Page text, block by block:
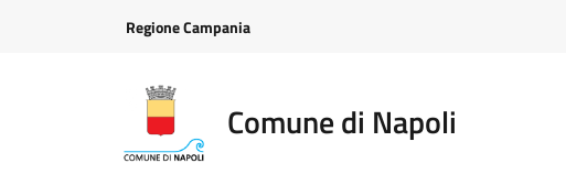
Regione Campania
Comune di Napoli